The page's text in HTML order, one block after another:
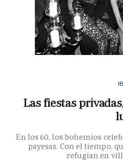
Las fiestas
En los 60, los bohemios
payesas. Con el tiempo,
refugian en